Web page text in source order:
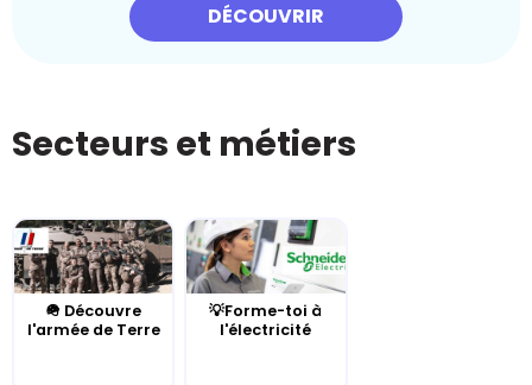
DÉCOUVRIR
Secteurs et métiers
🪖 Découvre
l'armée de Terre
💡Forme-toi à
l'électricité